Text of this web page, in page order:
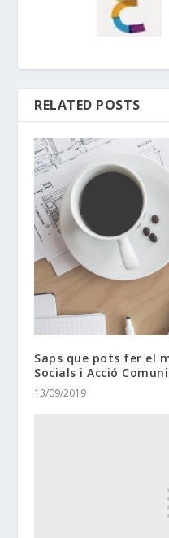
RELATED POSTS
Saps que pots fer el
Socials i Acció
13/09/2019